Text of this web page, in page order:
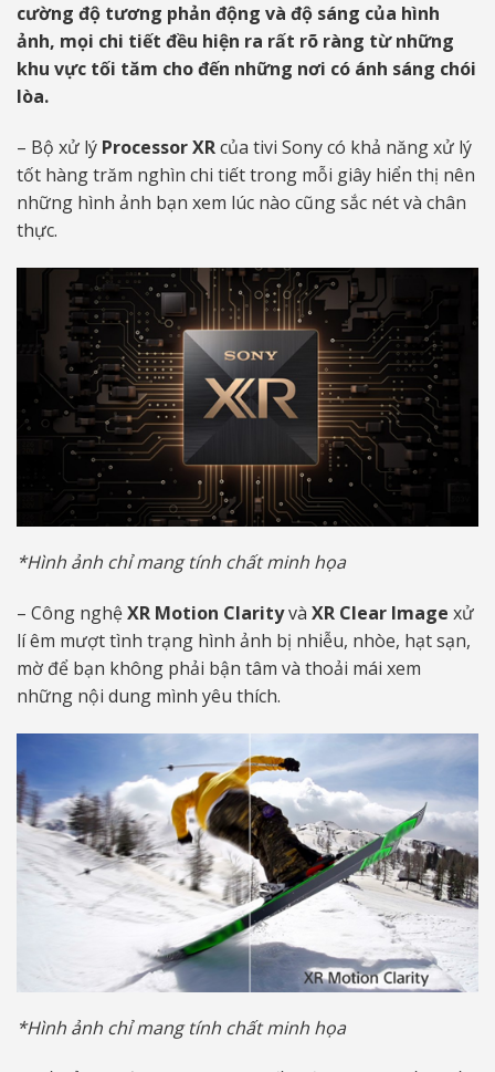
cường độ tương phản động và độ sáng của hình
ảnh, mọi chi tiết đều hiện ra rất rõ ràng từ những
khu vực tối tăm cho đến những nơi có ánh sáng chói
lòa.
– Bộ xử lý ProcessorXRcủa tivi Sony có khả năng xử lý
tốt hàng trăm nghìn chi tiết trong mỗi giây hiển thị nên
những hình ảnh bạn xem lúc nào cũng sắc nét và chân
thực.
*Hình ảnh chỉ mang tính chất minh họa
– Công nghệXR Motion Clarityvà XR Clear Image xử
lí êm mượt tình trạng hình ảnh bị nhiễu, nhòe, hạt sạn,
mờ để bạn không phải bận tâm và thoải mái xem
những nội dung mình yêu thích.
*Hình ảnh chỉ mang tính chất minh họa